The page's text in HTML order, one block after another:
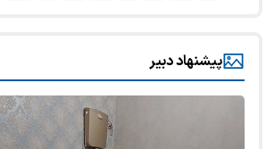
پیشنهاد دبیر